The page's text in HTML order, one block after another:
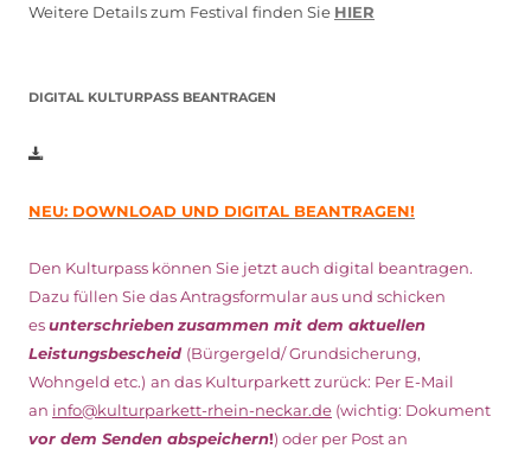
Weitere Details zum Festival finden Sie HIER
DIGITAL KULTURPASS BEANTRAGEN
NEU: DOWNLOAD UND DIGITAL BEANTRAGEN!
Den Kulturpass können Sie jetzt auch digital beantragen.
Dazu füllen Sie das Antragsformular aus und schicken
esunterschriebenzusammen mit dem aktuellen
Leistungsbescheid (Bürgergeld/ Grundsicherung,
Wohngeld etc.) an das Kulturparkett zurück: Per E-Mail
an info@kulturparkett-rhein-neckar.de (wichtig: Dokument
vor dem Senden abspeichern!) oder per Post an